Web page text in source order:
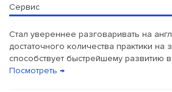
Сервис
Стал увереннее разговаривать на
достаточного количества практики на
способствует быстрейшему развитию
Посмотреть →